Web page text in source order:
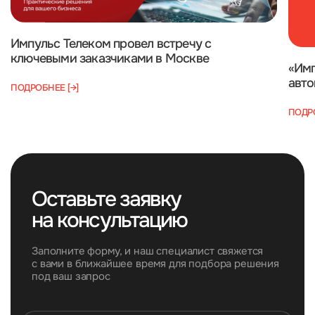
Импульс Телеком провел встречу с
ключевыми заказчиками в Москве
ПОДРОБНЕЕ [→]
Оставьте заявку
на консультацию
Заполните форму, и наш специалист свяжется
с вами в ближайшее время для подбора решения
под ваш запрос